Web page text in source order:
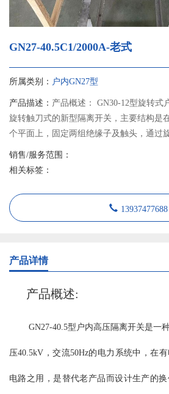
GN27-40.5C1/2000A-老式
所属类别： 户内GN27型
产品描述： 产品概述： GN30-12型旋转式
旋转触刀式的新型隔离开关，主要结构是
个平面上，固定两组绝缘子及触头，通过
的分合闸。 GN30-12D型开关是在GN30-
刀的形式，可满足不同电力系统的需要。
隔离开关和接地开关》的要求，适用于额
以下户内系统中，作为在有电压无负载情
与高压开关柜配套使用，也可单独使用。
靠。触头采用片状触指，线状接触，降低
活性。 GN30-12型分平装型、穿墙型、平
接地型又分动触头侧接地、静触头侧接地
定电流从400A-4000A。配用CS6-2型、
型、大爬距）； b、周围空气温度不超过
平均值不超过＋35℃；最低周围空气温度
平均值不超过2.2kPa；月相对湿度平均值
销售/服务范围：
相关标签：
13937477688
产品详情
产品概述:
GN27-40.5型户内高压隔离开关是一
压40.5kV，交流50Hz的电力系统中，在
电路之用，是替代老产品而设计生产的